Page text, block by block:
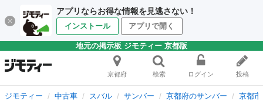
アプリならお得な情報を見逃さない！
インストール アプリで開く
地元の掲示板 ジモティー 京都版
京都府 検索 ログイン 投稿
ジモティー 中古車 スバル サンバー 京都府のサンバー 京都